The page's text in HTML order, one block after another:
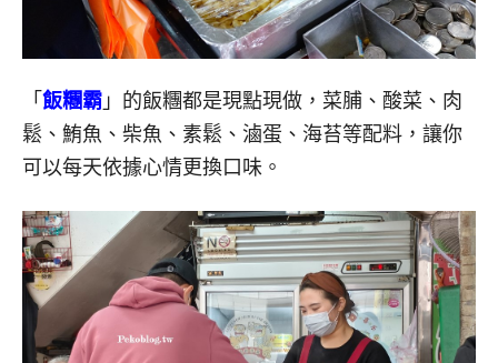
「 飯糰霸 」的飯糰都是現點現做，菜脯、酸菜、肉
鬆、鮪魚、柴魚、素鬆、滷蛋、海苔等配料，讓你
可以每天依據心情更換口味。